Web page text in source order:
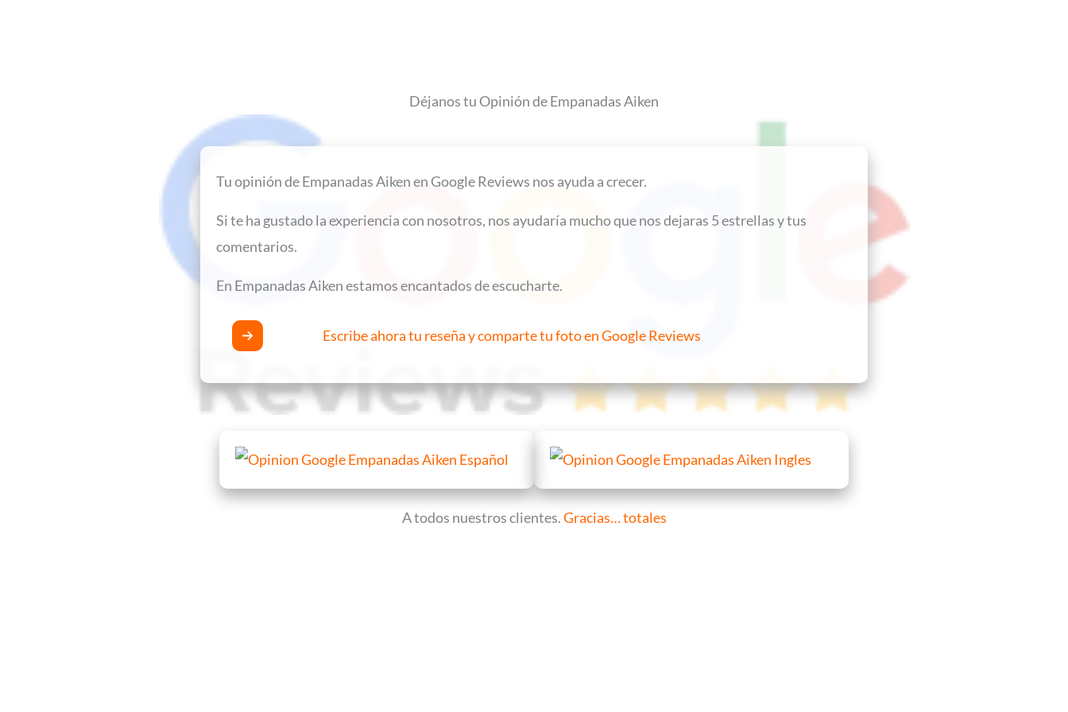
Déjanos tu Opinión de Empanadas Aiken
Tu opinión de Empanadas Aiken en Google Reviews nos ayuda a crecer.
Si te ha gustado la experiencia con nosotros, nos ayudaría mucho que nos dejaras 5 estrellas y tus
comentarios.
En Empanadas Aiken estamos encantados de escucharte.
Escribe ahora tu reseña y comparte tu foto en Google Reviews
A todos nuestros clientes.Gracias… totales